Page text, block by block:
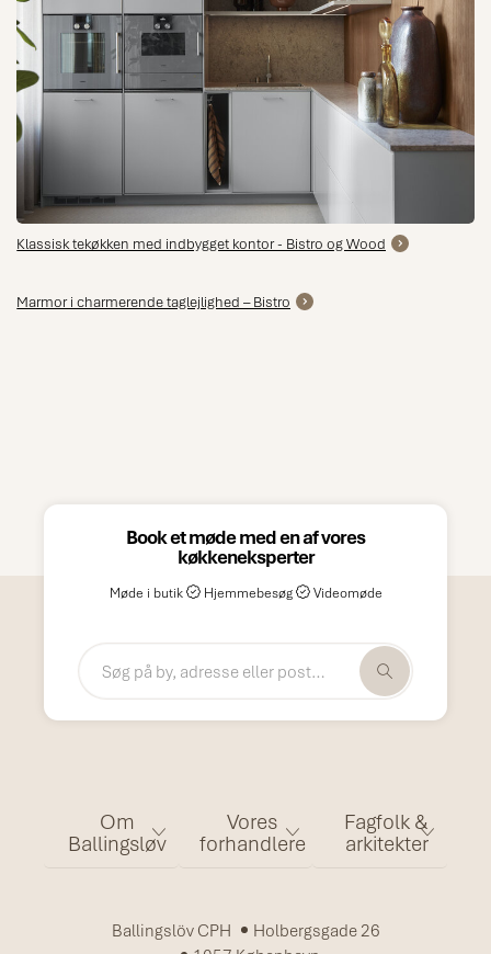
Klassisk tekøkken med indbygget kontor - Bistro og Wood
Marmor i charmerende taglejlighed – Bistro
Book et møde med en af vores
køkkeneksperter
Møde i butik Hjemmebesøg Videomøde
Om
Ballingsløv
Vores
forhandlere
Fagfolk &
arkitekter
Ballingslöv CPH
Holbergsgade 26